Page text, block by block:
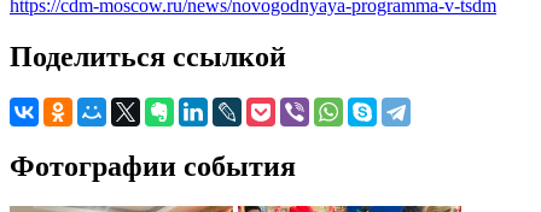
https://cdm-moscow.ru/news/novogodnyaya-programma-v-tsdm
Поделиться ссылкой
Фотографии события